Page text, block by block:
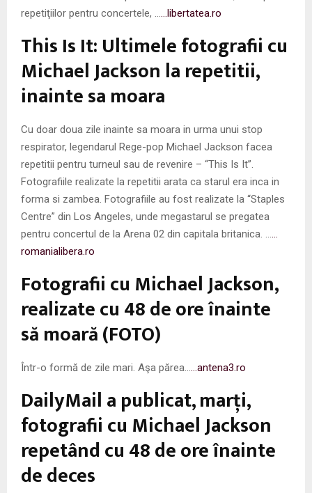
repetiţiilor pentru concertele, …
…libertatea.ro
This Is It: Ultimele fotografii cu
Michael Jackson la repetitii,
inainte sa moara
Cu doar doua zile inainte sa moara in urma unui stop
respirator, legendarul Rege-pop Michael Jackson facea
repetitii pentru turneul sau de revenire – “This Is It”.
Fotografiile realizate la repetitii arata ca starul era inca in
forma si zambea. Fotografiile au fost realizate la “Staples
Centre” din Los Angeles, unde megastarul se pregatea
pentru concertul de la Arena 02 din capitala britanica. …
romanialibera.ro
Fotografii cu Michael Jackson,
realizate cu 48 de ore înainte
să moară (FOTO)
Într-o formă de zile mari. Aşa părea… …antena3.ro
DailyMail a publicat, marţi,
fotografii cu Michael Jackson
repetând cu 48 de ore înainte
de deces